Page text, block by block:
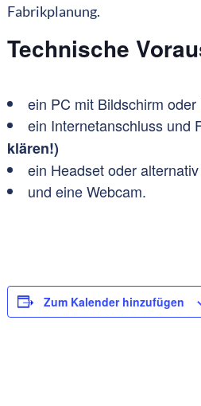
Fabrikplanung.
Technische
ein PC mit Bildschirm oder
ein Internetanschluss und
klären!)
ein Headset oder
und eine Webcam.
Zum Kalender hinzufügen